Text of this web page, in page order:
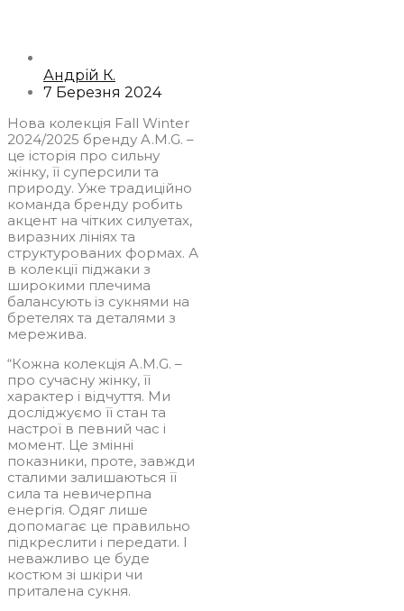
Андрій К.
7 Березня 2024
Нова колекція Fall Winter
2024/2025 бренду A.M.G. –
це історія про сильну
жінку, її суперсили та
природу. Уже традиційно
команда бренду робить
акцент на чітких силуетах,
виразних лініях та
структурованих формах. А
в колекції піджаки з
широкими плечима
балансують із сукнями на
бретелях та деталями з
мережива.
“Кожна колекція A.M.G. –
про сучасну жінку, її
характер і відчуття. Ми
досліджуємо її стан та
настрої в певний час і
момент. Це змінні
показники, проте, завжди
сталими залишаються її
сила та невичерпна
енергія. Одяг лише
допомагає це правильно
підкреслити і передати. І
неважливо це буде
костюм зі шкіри чи
приталена сукня.